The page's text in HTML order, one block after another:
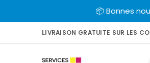
📦 Bonnes
LIVRAISON GRATUITE SUR LES